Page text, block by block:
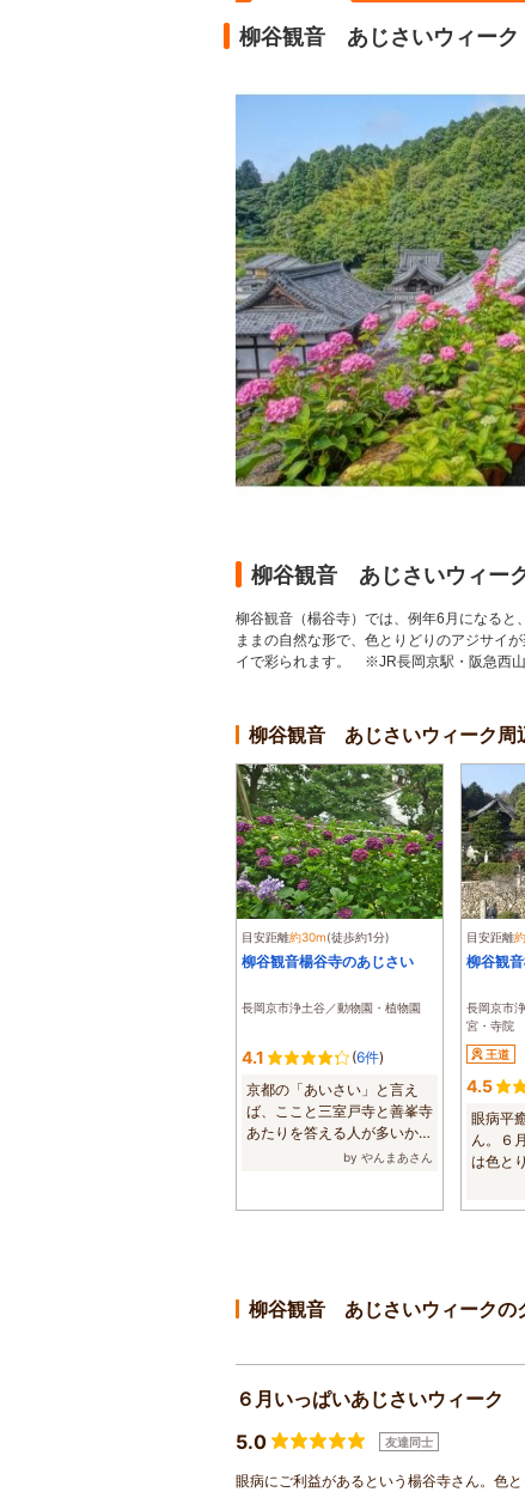
柳谷観音 あじさいウィーク
柳谷観音 あじさいウィー
柳谷観音（楊谷寺）では、例年6月になる
ままの自然な形で、色とりどりのアジサイ
イで彩られます。 ※JR長岡京駅・阪急西山
柳谷観音 あじさいウィーク周
目安距離約30m(徒歩約1分)
柳谷観音楊谷寺のあじさい
長岡京市浄土谷／動物園・植物園
4.1 (6件)
京都の「あいさい」と言え
ば、ここと三室戸寺と善峯寺
あたりを答える人が多いか
と。9：00開門で...by やんまあさん
目安距離
柳谷観
長岡京市
宮・寺院
王道
4.5
眼病平
ん。６
は色と
所の花
柳谷観音 あじさいウィークの
６月いっぱいあじさいウィーク
5.0
友達同士
眼病にご利益があるという楊谷寺さん。色